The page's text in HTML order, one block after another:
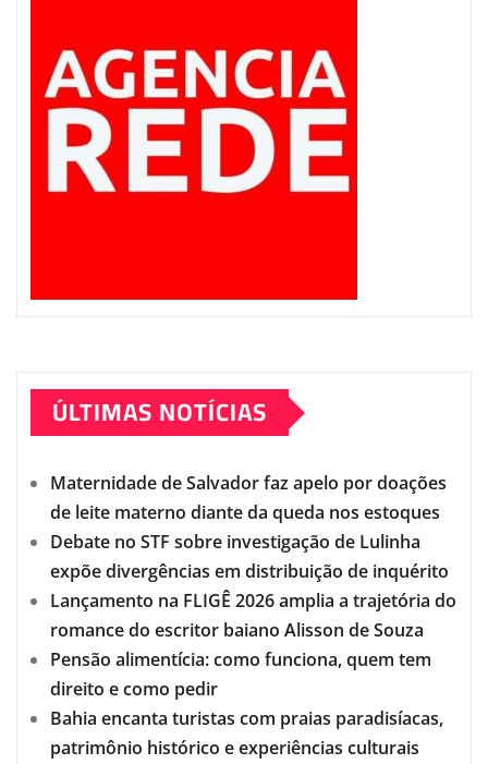
ÚLTIMAS NOTÍCIAS
Maternidade de Salvador faz apelo por doações
de leite materno diante da queda nos estoques
Debate no STF sobre investigação de Lulinha
expõe divergências em distribuição de inquérito
Lançamento na FLIGÊ 2026 amplia a trajetória do
romance do escritor baiano Alisson de Souza
Pensão alimentícia: como funciona, quem tem
direito e como pedir
Bahia encanta turistas com praias paradisíacas,
patrimônio histórico e experiências culturais